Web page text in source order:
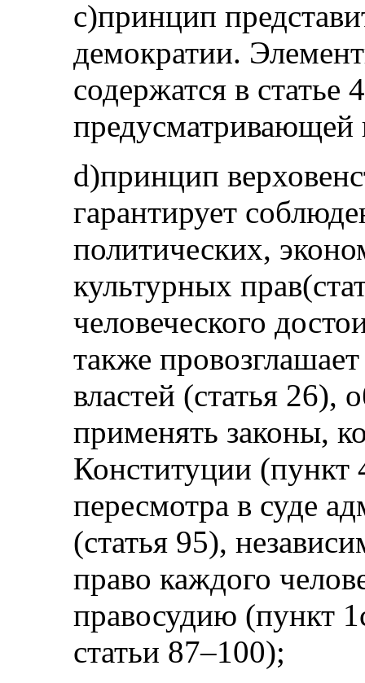
c)принцип
демократии.
содержатся в статье
предусматривающей
d)принцип
гарантирует
политических,
культурных
человеческого
также
властей (статья 26),
применять законы,
Конституции (пункт
пересмотра в суде
(статья 95),
право каждого
правосудию (пункт
статьи 87–100);